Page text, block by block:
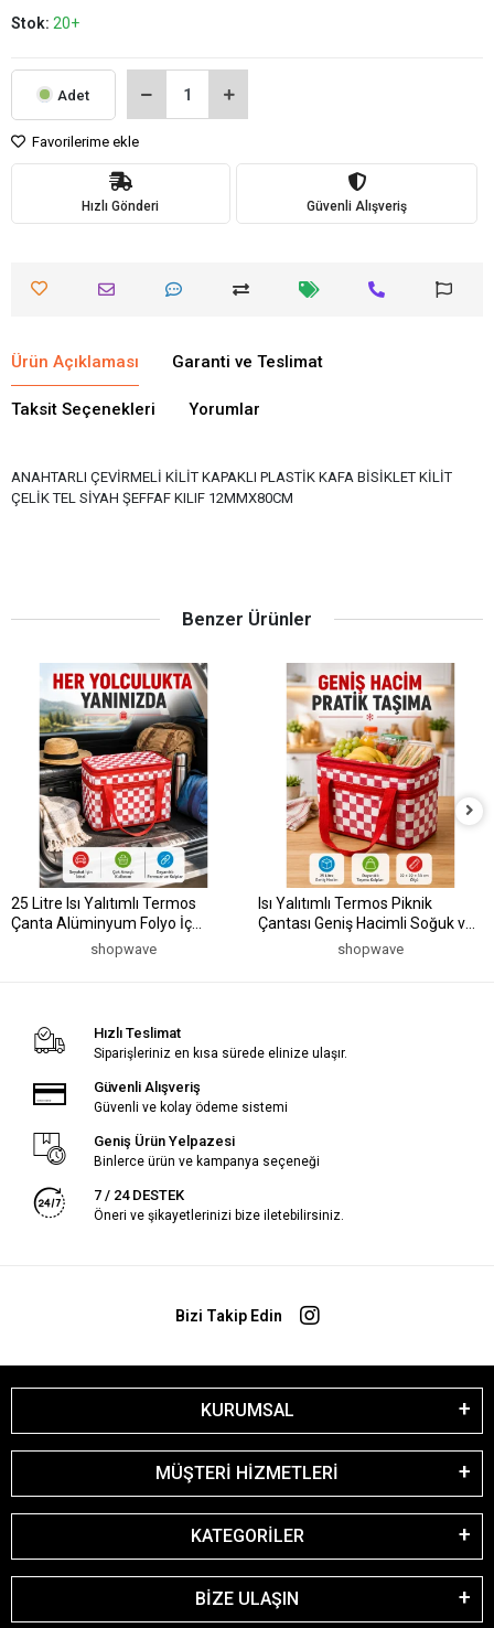
Stok: 20+
Adet
Favorilerime ekle
Hızlı Gönderi Güvenli Alışveriş
Ürün Açıklaması Garanti ve Teslimat
Taksit Seçenekleri Yorumlar
ANAHTARLI ÇEVİRMELİ KİLİT KAPAKLI PLASTİK KAFA BİSİKLET KİLİT
ÇELİK TEL SİYAH ŞEFFAF KILIF 12MMX80CM
Benzer Ürünler
25 Litre Isı Yalıtımlı Termos
Çanta Alüminyum Folyo İç
Kaplamalı Piknik Çantası
shopwave
Isı Yalıtımlı Termos Piknik
Çantası Geniş Hacimli Soğuk ve
Sıcak Taşıma Çantası
shopwave
Hızlı Teslimat
Siparişleriniz en kısa sürede elinize ulaşır.
Güvenli Alışveriş
Güvenli ve kolay ödeme sistemi
Geniş Ürün Yelpazesi
Binlerce ürün ve kampanya seçeneği
7 / 24 DESTEK
Öneri ve şikayetlerinizi bize iletebilirsiniz.
Bizi Takip Edin
KURUMSAL
MÜŞTERİ HİZMETLERİ
KATEGORİLER
BİZE ULAŞIN